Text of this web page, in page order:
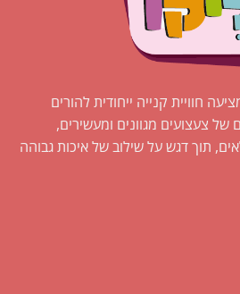
חוויית קנייה ייחודית להורים
של צעצועים מגוונים ומעשירים,
תוך דגש על שילוב של איכות גבוהה